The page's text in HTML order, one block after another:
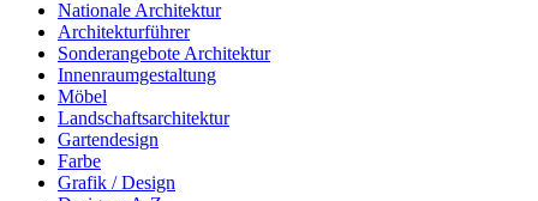
Nationale Architektur
Architekturführer
Sonderangebote Architektur
Innenraumgestaltung
Möbel
Landschaftsarchitektur
Gartendesign
Farbe
Grafik / Design